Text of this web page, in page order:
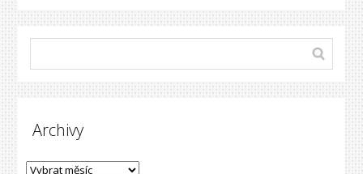
Archivy